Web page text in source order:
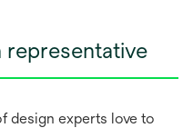
representative
design experts love to